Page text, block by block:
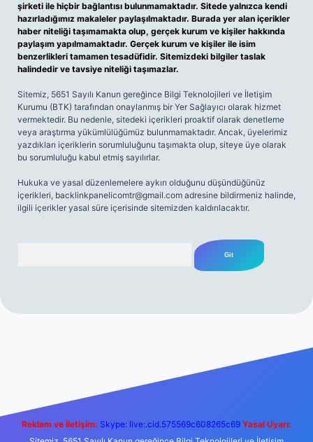
şirketi ile hiçbir bağlantısı bulunmamaktadır. Sitede yalnızca kendi
hazırladığımız makaleler paylaşılmaktadır. Burada yer alan içerikler
haber niteliği taşımamakta olup, gerçek kurum ve kişiler hakkında
paylaşım yapılmamaktadır. Gerçek kurum ve kişiler ile isim
benzerlikleri tamamen tesadüfidir. Sitemizdeki bilgiler taslak
halindedir ve tavsiye niteliği taşımazlar.
Sitemiz, 5651 Sayılı Kanun gereğince Bilgi Teknolojileri ve İletişim
Kurumu (BTK) tarafından onaylanmış bir Yer Sağlayıcı olarak hizmet
vermektedir. Bu nedenle, sitedeki içerikleri proaktif olarak denetleme
veya araştırma yükümlülüğümüz bulunmamaktadır. Ancak, üyelerimiz
yazdıkları içeriklerin sorumluluğunu taşımakta olup, siteye üye olarak
bu sorumluluğu kabul etmiş sayılırlar.
Hukuka ve yasal düzenlemelere aykırı olduğunu düşündüğünüz
içerikleri, backlinkpanelicomtr@gmail.com adresine bildirmeniz halinde,
ilgili içerikler yasal süre içerisinde sitemizden kaldırılacaktır.
Reklam ve İletişim: Skype: live:.cid.575569c608265c69 Yasal Uyarı: